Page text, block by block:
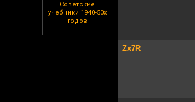
Советские
учебники 1940-50х
годов
Zx7R